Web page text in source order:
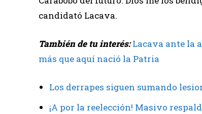
candidató Lacava.
También de tu interés:Lacava ante la
más que aquí nació la Patria
Los derrapes siguen sumando
¡A por la reelección! Masivo